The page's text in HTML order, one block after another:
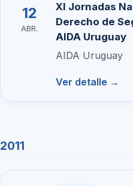
12
ABR.
XI Jornadas
Derecho de
AIDA Uruguay
AIDA Uruguay
Ver detalle →
2011